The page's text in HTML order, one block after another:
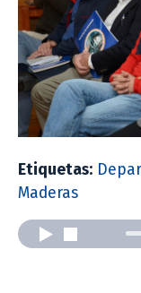
Etiquetas:
Maderas